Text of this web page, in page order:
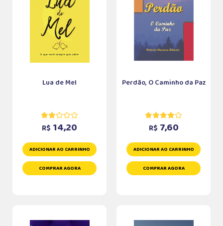
Lua de Mel
R$ 14,20
ADICIONAR AO CARRINHO
COMPRAR AGORA
Perdão, O Caminho da Paz
R$ 7,60
ADICIONAR AO CARRINHO
COMPRAR AGORA